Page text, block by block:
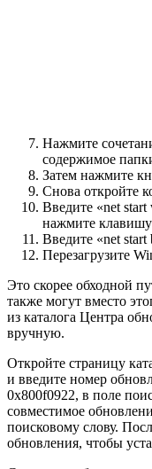
Нажмите
содержимое
Затем нажмите
Снова откройте
Введите «net
нажмите клавишу
Введите «net
Перезагрузите
Это скорее обходной
также могут вместо
из каталога Центра
вручную.
Откройте страницу
и введите номер
0x800f0922, в поле
совместимое
поисковому слову.
обновления, чтобы